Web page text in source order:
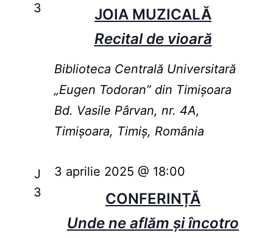
3
JOIA MUZICALĂ
Recital de vioară
Biblioteca Centrală Universitară
„Eugen Todoran” din Timişoara
Bd. Vasile Pârvan, nr. 4A,
Timișoara, Timiș, România
J
3
CONFERINȚĂ
Unde ne aflăm şi încotro
3 aprilie 2025 @ 18:00